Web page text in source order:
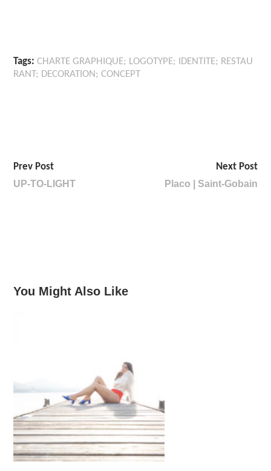
Tags: CHARTE GRAPHIQUE; LOGOTYPE; IDENTITE; RESTAU
RANT; DECORATION; CONCEPT
Prev Post
UP-TO-LIGHT
Next Post
Placo | Saint-Gobain
You Might Also Like